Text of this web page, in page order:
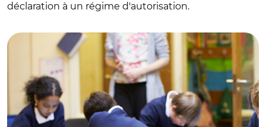
déclaration à un régime d'autorisation.